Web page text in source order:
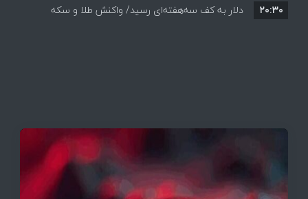
دلار به کف سه‌هفته‌ای رسید/ واکنش طلا و سکه
۲۰:۳۰